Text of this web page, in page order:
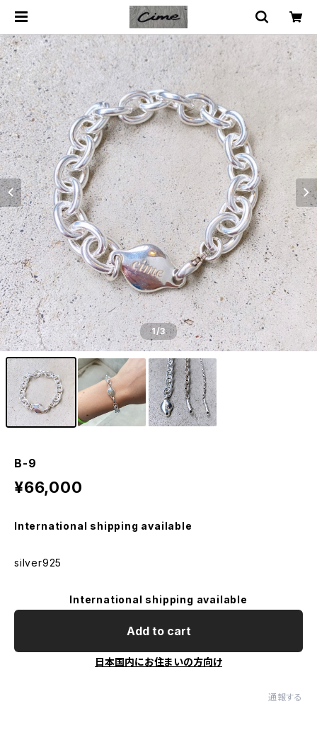
1/3
B-9
¥66,000
International shipping available
silver925
International shipping available
Add to cart
日本国内にお住まいの方向け
通報する